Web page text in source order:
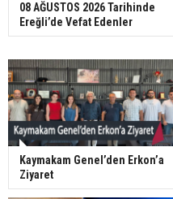
08 AĞUSTOS 2026 Tarihinde
Ereğli’de Vefat Edenler
Kaymakam Genel’den Erkon’a
Ziyaret